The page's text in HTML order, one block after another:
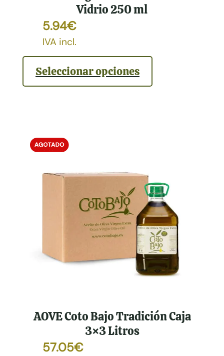
Vidrio 250 ml
5.94€
IVA incl.
Seleccionar opciones
AOVE Coto Bajo Tradición Caja
3×3 Litros
57.05€